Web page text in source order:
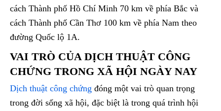
cách Thành phố Hồ Chí Minh 70 km về phía Bắc và
cách Thành phố Cần Thơ 100 km về phía Nam theo
đường Quốc lộ 1A.
VAI TRÒ CỦA DỊCH THUẬT CÔNG
CHỨNG TRONG XÃ HỘI NGÀY NAY
Dịch thuật công chứng đóng một vai trò quan trọng
trong đời sống xã hội, đặc biệt là trong quá trình hội